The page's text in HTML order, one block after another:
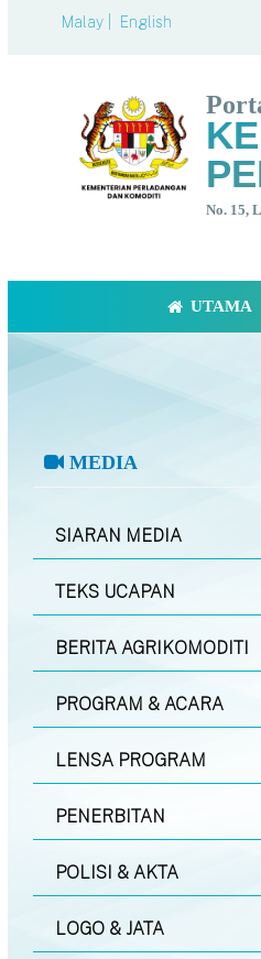
Malay | English
No. 15,
UTAMA
MEDIA
SIARAN MEDIA
TEKS UCAPAN
BERITA AGRIKOMODITI
PROGRAM & ACARA
LENSA PROGRAM
PENERBITAN
POLISI & AKTA
LOGO & JATA